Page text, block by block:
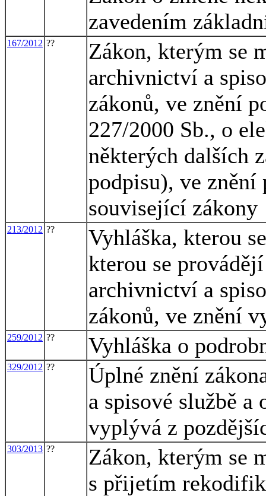
zavedením
167/2012 ??
Zákon, kterým se
archivnictví a
zákonů, ve znění
227/2000 Sb., o
některých dalších
podpisu), ve znění
související zákony
213/2012 ??
Vyhláška, kterou
kterou se
archivnictví a
zákonů, ve znění
259/2012 ?? Vyhláška o
329/2012 ??
Úplné znění
a spisové službě a
vyplývá z
303/2013 ??
Zákon, kterým se
s přijetím